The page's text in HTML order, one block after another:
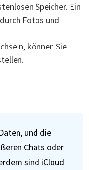
Speicher. Ein
Fotos und
können Sie
und die
Chats oder
sind iCloud